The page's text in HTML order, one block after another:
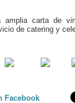
amplia carta de
de catering y
Facebook